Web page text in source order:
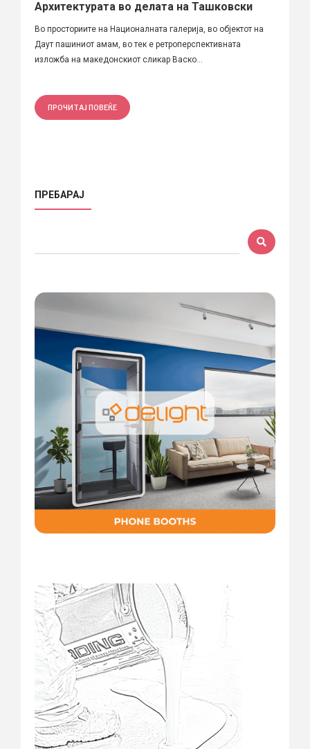
Архитектурата во делата на Ташковски
Во просториите на Националната галерија, во објектот на
Даут пашиниот амам, во тек е ретроперспективната
изложба на македонскиот сликар Васко...
ПРОЧИТАЈ ПОВЕЌЕ
ПРЕБАРАЈ